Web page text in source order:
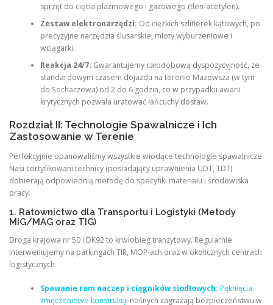
sprzęt do cięcia plazmowego i gazowego (tlen-acetylen).
Zestaw elektronarzędzi: Od ciężkich szlifierek kątowych, po
precyzyjne narzędzia ślusarskie, młoty wyburzeniowe i
wciągarki.
Reakcja 24/7: Gwarantujemy całodobową dyspozycyjność, ze
standardowym czasem dojazdu na terenie Mazowsza (w tym
do Sochaczewa) od 2 do 6 godzin, co w przypadku awarii
krytycznych pozwala uratować łańcuchy dostaw.
Rozdział II: Technologie Spawalnicze i Ich
Zastosowanie w Terenie
Perfekcyjnie opanowaliśmy wszystkie wiodące technologie spawalnicze.
Nasi certyfikowani technicy (posiadający uprawnienia UDT, TDT)
dobierają odpowiednią metodę do specyfiki materiału i środowiska
pracy.
1. Ratownictwo dla Transportu i Logistyki (Metody
MIG/MAG oraz TIG)
Droga krajowa nr 50 i DK92 to krwiobieg tranzytowy. Regularnie
interweniujemy na parkingach TIR, MOP-ach oraz w okolicznych centrach
logistycznych.
Spawanie ram naczep i ciągników siodłowych: Pęknięcia
zmęczeniowe konstrukcji nośnych zagrażają bezpieczeństwu w